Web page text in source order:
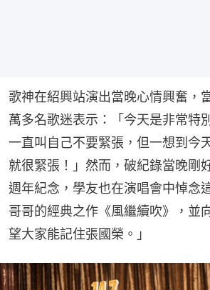
歌神在紹興站演出當晚心情興奮，
萬多名歌迷表示：「今天是非常特
一直叫自己不要緊張，但一想到今
就很緊張！」然而，破紀錄當晚剛
週年紀念，學友也在演唱會中悼念
哥哥的經典之作《風繼續吹》，並
望大家能記住張國榮。」